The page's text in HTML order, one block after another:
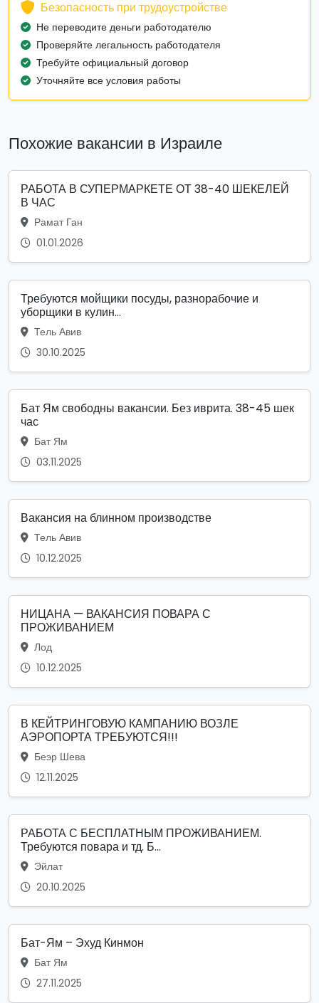
Безопасность при трудоустройстве
Не переводите деньги работодателю
Проверяйте легальность работодателя
Требуйте официальный договор
Уточняйте все условия работы
Похожие вакансии в Израиле
РАБОТА В СУПЕРМАРКЕТЕ ОТ 38-40 ШЕКЕЛЕЙ
В ЧАС
Рамат Ган
01.01.2026
Требуются мойщики посуды, разнорабочие и
уборщики в кулин...
Тель Авив
30.10.2025
Бат Ям свободны вакансии. Без иврита. 38-45 шек
час
Бат Ям
03.11.2025
Вакансия на блинном производстве
Тель Авив
10.12.2025
НИЦАНА — ВАКАНСИЯ ПОВАРА С
ПРОЖИВАНИЕМ
Лод
10.12.2025
В КЕЙТРИНГОВУЮ КАМПАНИЮ ВОЗЛЕ
АЭРОПОРТА ТРЕБУЮТСЯ!!!
Беэр Шева
12.11.2025
РАБОТА С БЕСПЛАТНЫМ ПРОЖИВАНИЕМ.
Требуются повара и тд. Б...
Эйлат
20.10.2025
Бат-Ям – Эхуд Кинмон
Бат Ям
27.11.2025